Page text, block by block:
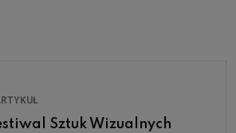
Sztuk Wizualnych